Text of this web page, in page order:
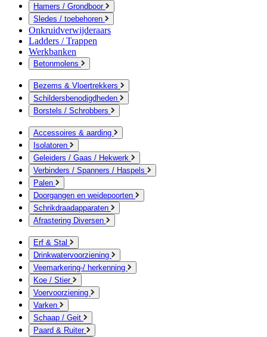
Hamers / Grondboor
Sledes / toebehoren
Onkruidverwijderaars
Ladders / Trappen
Werkbanken
Betonmolens
Bezems & Vloertrekkers
Schildersbenodigdheden
Borstels / Schrobbers
Accessoires & aarding
Isolatoren
Geleiders / Gaas / Hekwerk
Verbinders / Spanners / Haspels
Palen
Doorgangen en weidepoorten
Schrikdraadapparaten
Afrastering Diversen
Erf & Stal
Drinkwatervoorziening
Veemarkering-/ herkenning
Koe / Stier
Voervoorziening
Varken
Schaap / Geit
Paard & Ruiter